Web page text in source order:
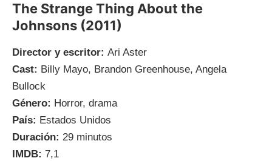
The Strange Thing About the
Johnsons (2011)
Director y escritor: Ari Aster
Cast: Billy Mayo, Brandon Greenhouse, Angela
Bullock
Género: Horror, drama
País: Estados Unidos
Duración: 29 minutos
IMDB: 7,1